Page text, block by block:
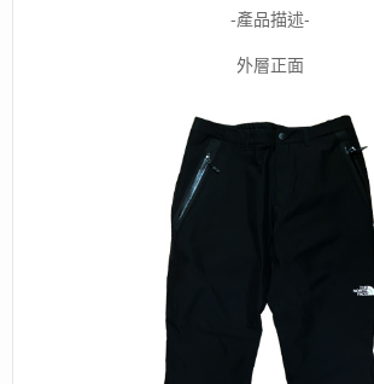
-產品描述-
外層正面